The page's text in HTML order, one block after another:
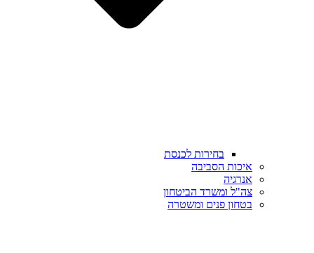
בחירות לכנסת
איכות הסביבה
אנרגיה
צה"ל ומשרד הביטחון
בטחון פנים ומשטרה